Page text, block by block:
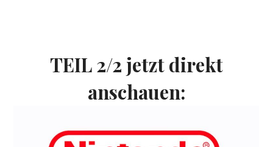
TEIL 2/2 jetzt direkt
anschauen: